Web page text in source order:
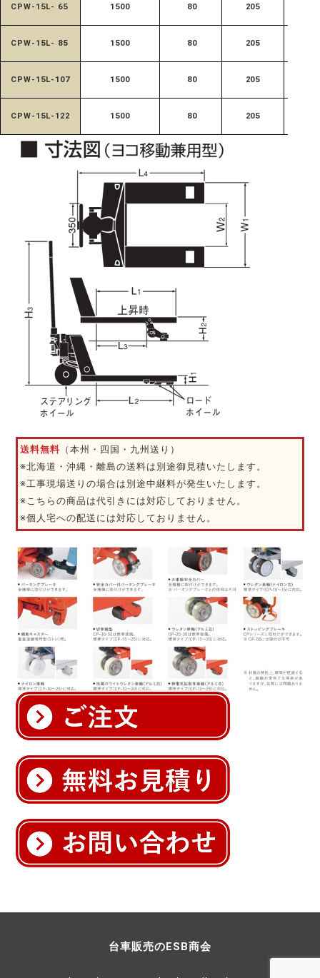
CPW-15L- 65 1500 80 205
CPW-15L- 85 1500 80 205
CPW-15L-107 1500 80 205
CPW-15L-122 1500 80 205
送料無料 （本州・四国・九州送り）
※北海道・沖縄・離島の送料は別途御見積いたします。
※工事現場送りの場合は別途中継料が発生いたします。
※こちらの商品は代引きには対応しておりません。
※個人宅への配送には対応しておりません。
台車販売のESB商会